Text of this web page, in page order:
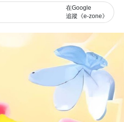
在Google
追蹤《e-zone》